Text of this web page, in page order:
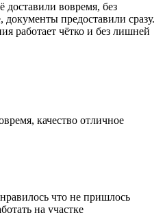
доставили вовремя, без
документы предоставили сразу.
работает чётко и без лишней
качество отличное
что не пришлось
на участке